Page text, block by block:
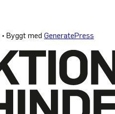
• Byggt med GeneratePress